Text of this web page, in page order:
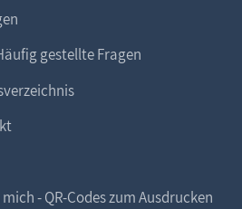
gestellte Fragen
- QR-Codes zum Ausdrucken